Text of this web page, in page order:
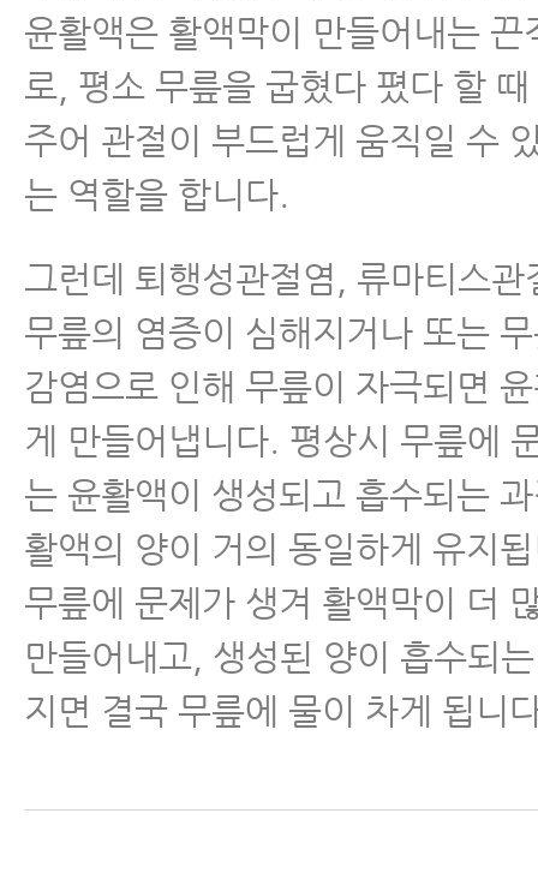
윤활액은 활액막이 만들어내는 끈
로, 평소 무릎을 굽혔다 폈다 할
주어 관절이 부드럽게 움직일 수
는 역할을 합니다.
그런데 퇴행성관절염, 류마티스관
무릎의 염증이 심해지거나 또는
감염으로 인해 무릎이 자극되면
게 만들어냅니다. 평상시 무릎에
는 윤활액이 생성되고 흡수되는
활액의 양이 거의 동일하게 유지
무릎에 문제가 생겨 활액막이 더
만들어내고, 생성된 양이 흡수되
지면 결국 무릎에 물이 차게 됩니